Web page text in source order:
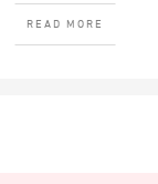
READ MORE